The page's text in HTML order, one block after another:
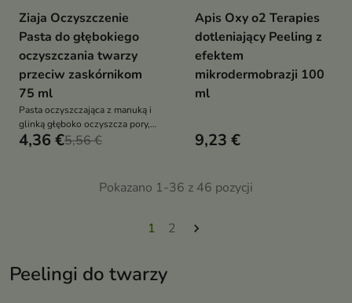
Peelingi do twarzy
Ziaja Oczyszczenie
Pasta do głębokiego
oczyszczania twarzy
przeciw zaskórnikom
75 ml
Pasta oczyszczająca z manuką i
glinką głęboko oczyszcza pory,
redukuje zaskórniki i
4,36 €5,56 €
Apis Oxy o2 Terapies
dotleniający Peeling z
efektem
mikrodermobrazji 100
ml
9,23 €
Pokazano 1-36 z 46 pozycji
1 2 